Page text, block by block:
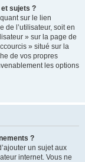
sujets ?
sur le lien
de l’utilisateur, soit en
» sur la page de
» situé sur la
de vos propres
les options
?
un sujet aux
internet. Vous ne